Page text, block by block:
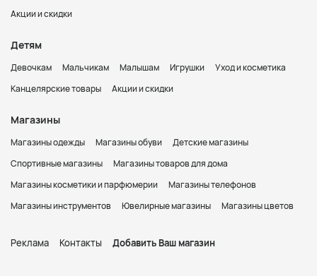
Акции и скидки
Детям
Девочкам Мальчикам Малышам Игрушки
Уход и косметика
Канцелярские товары
Акции и скидки
Магазины
Магазины одежды Магазины обуви
Детские магазины
Спортивные магазины
Магазины товаров для дома
Магазины косметики и парфюмерии
Магазины телефонов
Магазины инструментов
Ювелирные магазины Магазины цветов
Реклама Контакты Добавить Ваш магазин